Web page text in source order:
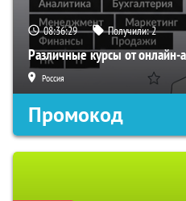
08:36:28 Получили:2
Различные курсы от
Россия
Промокод